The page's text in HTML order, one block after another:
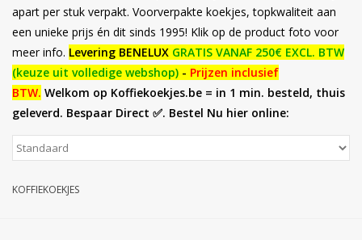
Dranken
Aperitiefkoekjes
Botanicals
apart per stuk verpakt. Voorverpakte koekjes, topkwaliteit aan
een unieke prijs én dit sinds 1995! Klik op de product foto voor
meer info. Levering BENELUX GRATIS VANAF 250€ EXCL. BTW
(keuze uit volledige webshop) - Prijzen inclusief
BTW. Welkom op Koffiekoekjes.be = in 1 min. besteld, thuis
geleverd. Bespaar Direct ✅. Bestel Nu hier online:
KOFFIEKOEKJES